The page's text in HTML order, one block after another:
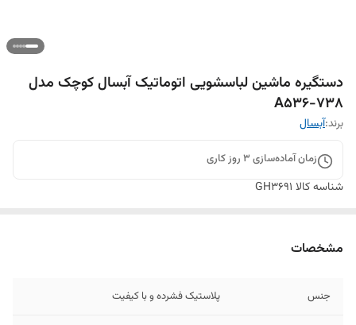
دستگیره ماشین لباسشویی اتوماتیک آبسال کوچک مدل
A536-738
برند:آبسال
زمان آماده‌سازی 3 روز کاری
شناسه کالا GH3691
مشخصات
جنس پلاستیک فشرده و با کیفیت